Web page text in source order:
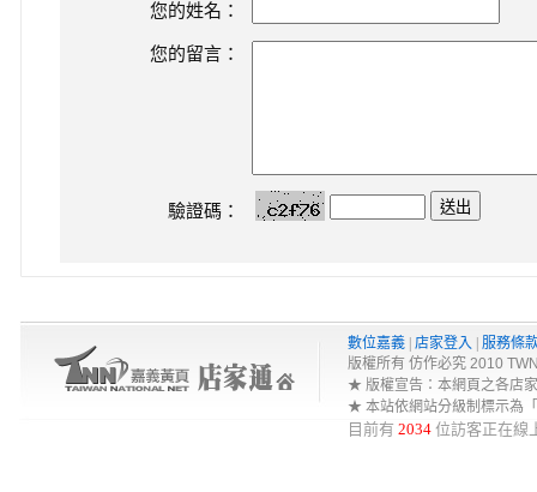
您的姓名：
您的留言：
驗證碼：
數位嘉義 店家登入
服務條
版權所有 仿作必究 2010
★ 版權宣告：本網頁之各店
★ 本站依網站分級制標示為
目前有 2034 位訪客正在線